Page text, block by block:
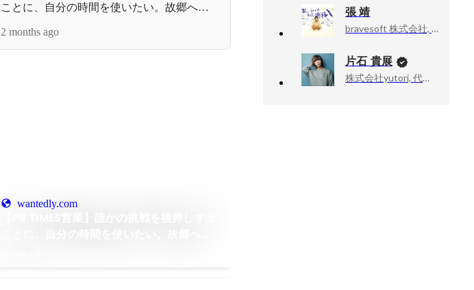
ことに、自分の時間を使いたい。故郷への
力を信じて
2 months ago
wantedly.com
張 靖
bravesoft 株式会社, コーポレート本部長
片石 貴展
株式会社yutori, 代表取締役社長